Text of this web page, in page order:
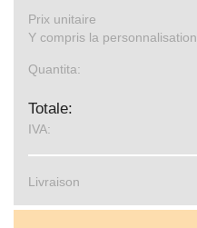
Prix ​​unitaire
Y compris la personnalisation
Quantita:
Totale:
IVA:
Livraison